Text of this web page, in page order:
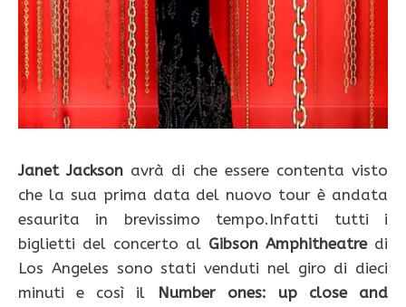
Janet Jackson avrà di che essere contenta visto
che la sua prima data del nuovo tour è andata
esaurita in brevissimo tempo.Infatti tutti i
biglietti del concerto al Gibson Amphitheatredi
Los Angeles sono stati venduti nel giro di dieci
minuti e così il
Number ones: up close and